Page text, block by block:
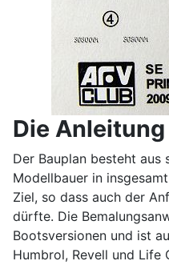
Die Anleitung
Der Bauplan besteht aus
Modellbauer in
Ziel, so dass auch der
dürfte. Die
Bootsversionen und ist
Humbrol, Revell und